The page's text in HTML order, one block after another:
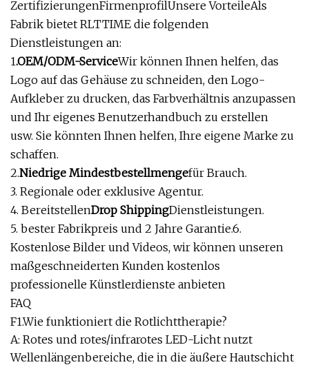
ZertifizierungenFirmenprofilUnsere VorteileAls
Fabrik bietet RLTTIME die folgenden
Dienstleistungen an:
1.OEM/ODM-ServiceWir können Ihnen helfen, das
Logo auf das Gehäuse zu schneiden, den Logo-
Aufkleber zu drucken, das Farbverhältnis anzupassen
und Ihr eigenes Benutzerhandbuch zu erstellen
usw. Sie könnten Ihnen helfen, Ihre eigene Marke zu
schaffen.
2.Niedrige Mindestbestellmengefür Brauch.
3. Regionale oder exklusive Agentur.
4. BereitstellenDrop ShippingDienstleistungen.
5. bester Fabrikpreis und 2 Jahre Garantie.6.
Kostenlose Bilder und Videos, wir können unseren
maßgeschneiderten Kunden kostenlos
professionelle Künstlerdienste anbieten
FAQ
F1.Wie funktioniert die Rotlichttherapie?
A: Rotes und rotes/infrarotes LED-Licht nutzt
Wellenlängenbereiche, die in die äußere Hautschicht